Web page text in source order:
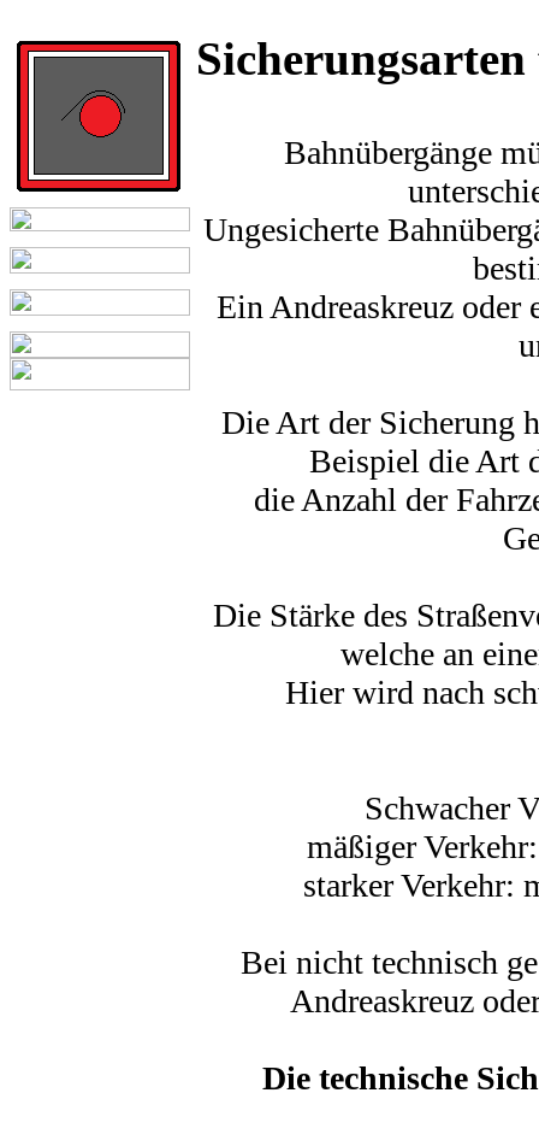
Bahnübergänge
Ungesicherte
Ein Andreaskreuz oder
Die Art der Sicherung
Beispiel die Art
die Anzahl der
Die Stärke des
welche an
Hier wird nach
Schwacher
mäßiger
starker Verkehr:
Bei nicht technisch
Andreaskreuz
Die technische